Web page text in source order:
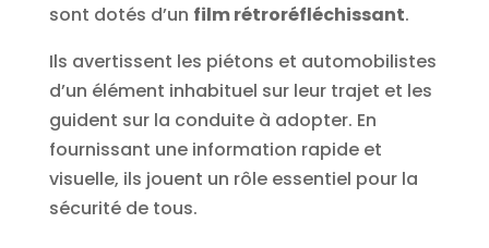
sont dotés d’un film rétroréfléchissant.
Ils avertissent les piétons et automobilistes
d’un élément inhabituel sur leur trajet et les
guident sur la conduite à adopter. En
fournissant une information rapide et
visuelle, ils jouent un rôle essentiel pour la
sécurité de tous.